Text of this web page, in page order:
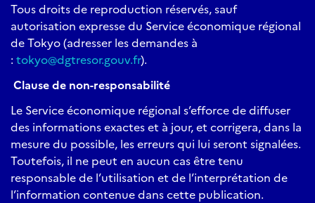
Tous droits de reproduction réservés, sauf
autorisation expresse du Service économique régional
de Tokyo (adresser les demandes à
: tokyo@dgtresor.gouv.fr).
Clause de non-responsabilité
Le Service économique régional s’efforce de diffuser
des informations exactes et à jour, et corrigera, dans la
mesure du possible, les erreurs qui lui seront signalées.
Toutefois, il ne peut en aucun cas être tenu
responsable de l’utilisation et de l’interprétation de
l’information contenue dans cette publication.